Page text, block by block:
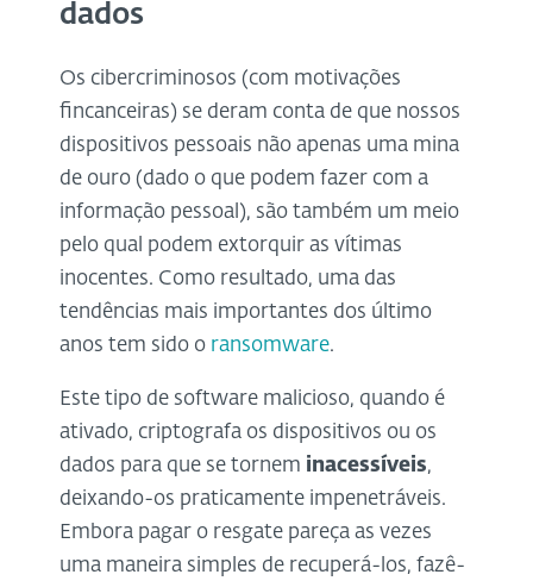
dados
Os cibercriminosos (com motivações
fincanceiras) se deram conta de que nossos
dispositivos pessoais não apenas uma mina
de ouro (dado o que podem fazer com a
informação pessoal), são também um meio
pelo qual podem extorquir as vítimas
inocentes. Como resultado, uma das
tendências mais importantes dos último
anos tem sido o ransomware.
Este tipo de software malicioso, quando é
ativado, criptografa os dispositivos ou os
dados para que se tornem inacessíveis,
deixando-os praticamente impenetráveis.
Embora pagar o resgate pareça as vezes
uma maneira simples de recuperá-los, fazê-